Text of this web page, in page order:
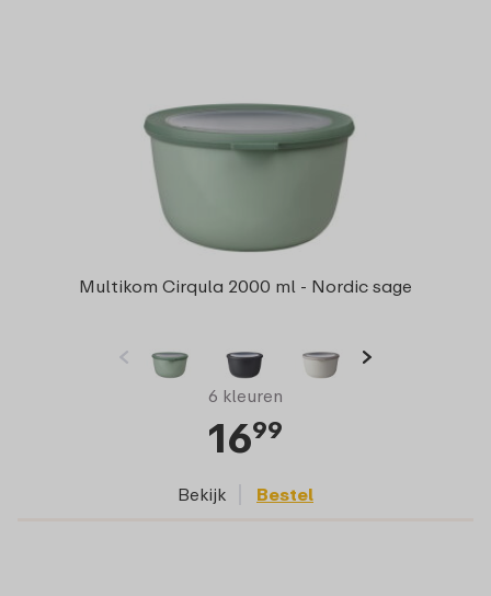
Multikom Cirqula 2000 ml - Nordic sage
6 kleuren
1699
Bekijk Bestel